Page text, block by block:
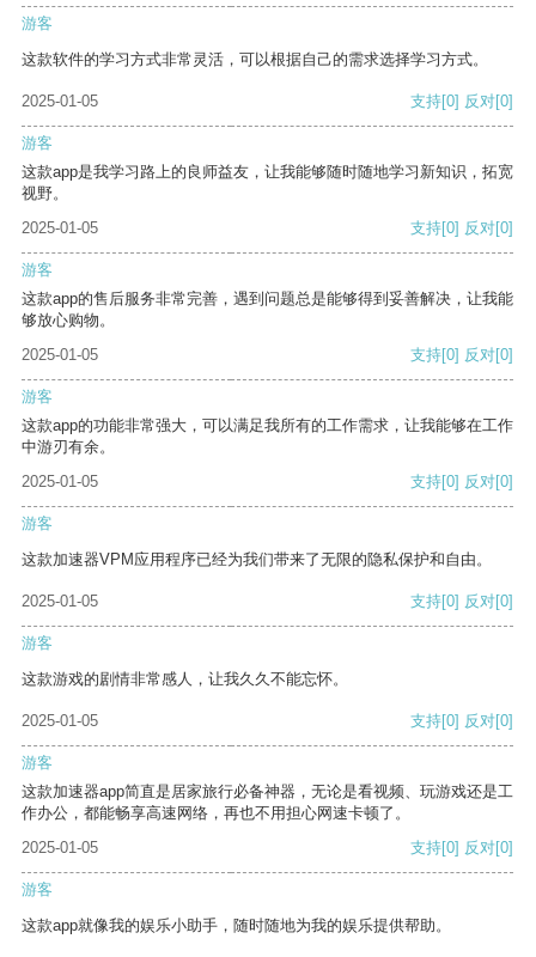
游客
这款软件的学习方式非常灵活，可以根据自己的需求选择学习方式。
2025-01-05 支持[0] 反对[0]
游客
这款app是我学习路上的良师益友，让我能够随时随地学习新知识，拓宽
视野。
2025-01-05
支持[0] 反对[0]
游客
这款app的售后服务非常完善，遇到问题总是能够得到妥善解决，让我能
够放心购物。
2025-01-05
支持[0] 反对[0]
游客
这款app的功能非常强大，可以满足我所有的工作需求，让我能够在工作
中游刃有余。
2025-01-05
支持[0] 反对[0]
游客
这款加速器VPM应用程序已经为我们带来了无限的隐私保护和自由。
2025-01-05 支持[0] 反对[0]
游客
这款游戏的剧情非常感人，让我久久不能忘怀。
2025-01-05 支持[0] 反对[0]
游客
这款加速器app简直是居家旅行必备神器，无论是看视频、玩游戏还是工
作办公，都能畅享高速网络，再也不用担心网速卡顿了。
2025-01-05
支持[0] 反对[0]
游客
这款app就像我的娱乐小助手，随时随地为我的娱乐提供帮助。